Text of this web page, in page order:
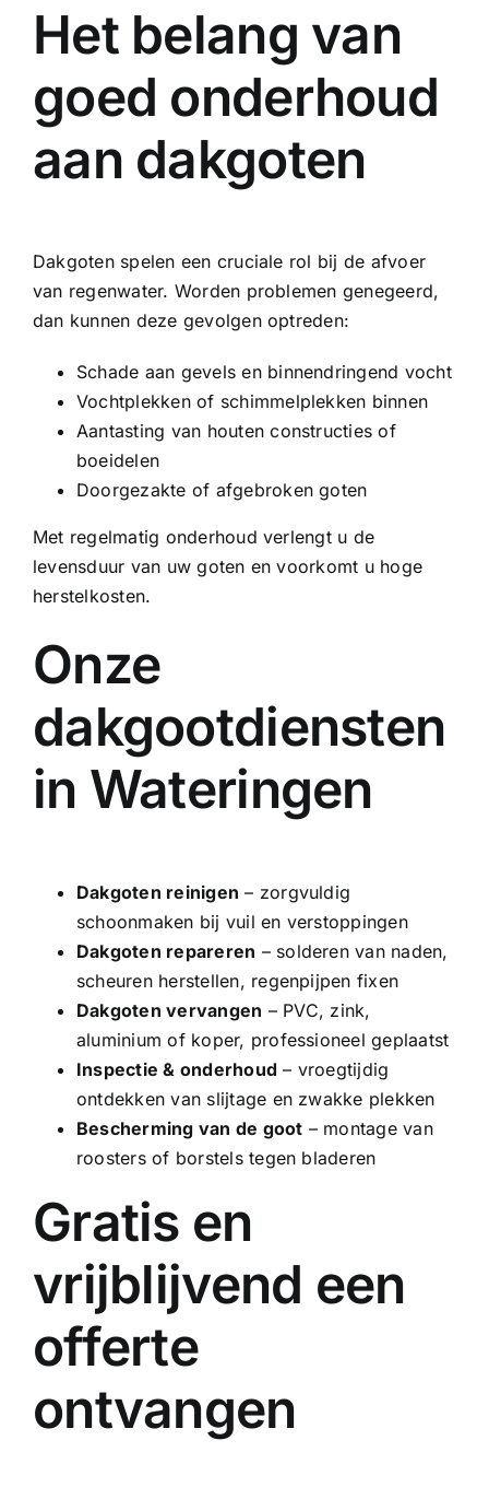
Het belang van
goed onderhoud
aan dakgoten
Dakgoten spelen een cruciale rol bij de afvoer
van regenwater. Worden problemen genegeerd,
dan kunnen deze gevolgen optreden:
Schade aan gevels en binnendringend vocht
Vochtplekken of schimmelplekken binnen
Aantasting van houten constructies of
boeidelen
Doorgezakte of afgebroken goten
Met regelmatig onderhoud verlengt u de
levensduur van uw goten en voorkomt u hoge
herstelkosten.
Onze
dakgootdiensten
in Wateringen
Dakgoten reinigen – zorgvuldig
schoonmaken bij vuil en verstoppingen
Dakgoten repareren – solderen van naden,
scheuren herstellen, regenpijpen fixen
Dakgoten vervangen – PVC, zink,
aluminium of koper, professioneel geplaatst
Inspectie & onderhoud – vroegtijdig
ontdekken van slijtage en zwakke plekken
Bescherming van de goot – montage van
roosters of borstels tegen bladeren
Gratis en
vrijblijvend een
offerte
ontvangen